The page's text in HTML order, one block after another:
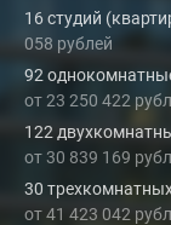
16 студий
058 рублей
92
от 23 250 422
122
от 30 839 169
30
от 41 423 042